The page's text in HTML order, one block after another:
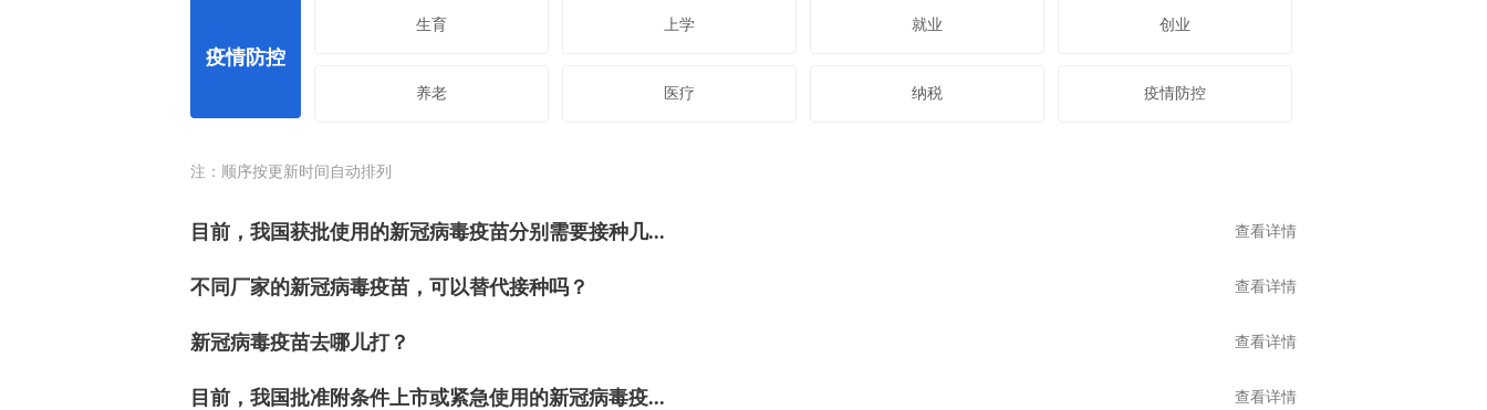
疫情防控
生育 上学 就业 创业
养老 医疗 纳税 疫情防控
注：顺序按更新时间自动排列
查看详情
目前，我国获批使用的新冠病毒疫苗分别需要接种几...
查看详情
不同厂家的新冠病毒疫苗，可以替代接种吗？
查看详情
新冠病毒疫苗去哪儿打？
查看详情
目前，我国批准附条件上市或紧急使用的新冠病毒疫...